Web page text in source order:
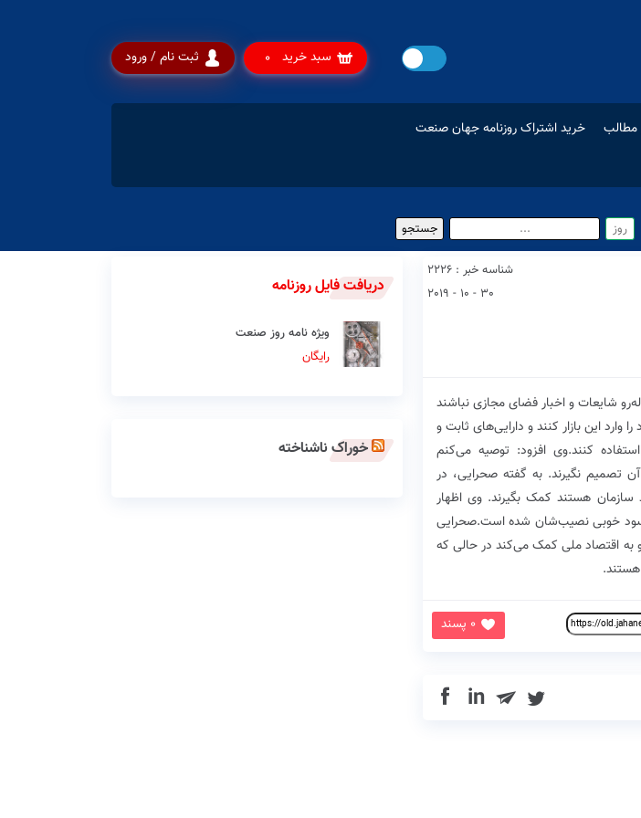
ثبت نام / ورود سبد خرید 0
مطالب
خرید اشتراک روزنامه جهان صنعت
شناسه خبر : 2226
30 - 10 - 2019
شایعات و اخبار فضای مجازی نباشند
این بازار کنند و دارایی‌های ثابت و
کنند.وی افزود: توصیه می‌کنم
تصمیم نگیرند. به گفته صحرایی، در
سازمان هستند کمک بگیرند. وی اظهار
سود خوبی نصیب‌شان شده است.صحرایی
و به اقتصاد ملی کمک می‌کند در حالی که
هستند.
0 پسند
in
دریافت فایل روزنامه
ویژه نامه روز صنعت
رایگان
خوراک ناشناخته